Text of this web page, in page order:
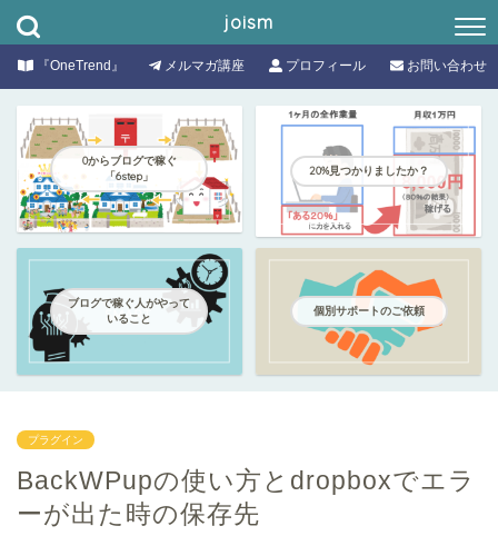
joism
『OneTrend』 メルマガ講座 プロフィール お問い合わせ
0からブログで稼ぐ
「6step」
20%見つかりましたか？
ブログで稼ぐ人がやって
いること
個別サポートのご依頼
プラグイン
BackWPupの使い方とdropboxでエラ
ーが出た時の保存先